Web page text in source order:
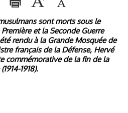
sont morts sous le
et la Seconde Guerre
rendu à la Grande Mosquée de
français de la Défense, Hervé
commémorative de la fin de la
1918).